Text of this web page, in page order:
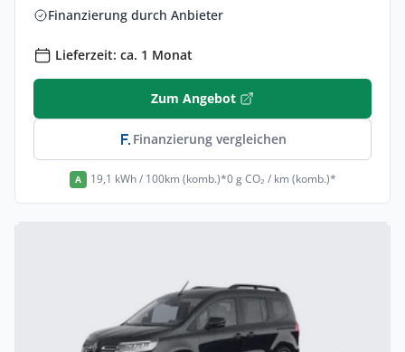
Finanzierung durch Anbieter
Lieferzeit: ca. 1 Monat
Zum Angebot
Finanzierung vergleichen
A 19,1 kWh / 100km (komb.)*0 g CO₂ / km (komb.)*